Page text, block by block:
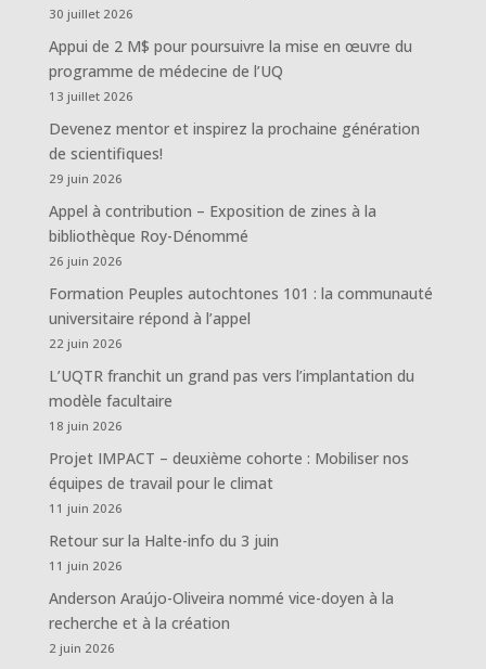
30 juillet 2026
Appui de 2 M$ pour poursuivre la mise en œuvre du
programme de médecine de l’UQ
13 juillet 2026
Devenez mentor et inspirez la prochaine génération
de scientifiques!
29 juin 2026
Appel à contribution – Exposition de zines à la
bibliothèque Roy-Dénommé
26 juin 2026
Formation Peuples autochtones 101 : la communauté
universitaire répond à l’appel
22 juin 2026
L’UQTR franchit un grand pas vers l’implantation du
modèle facultaire
18 juin 2026
Projet IMPACT – deuxième cohorte : Mobiliser nos
équipes de travail pour le climat
11 juin 2026
Retour sur la Halte-info du 3 juin
11 juin 2026
Anderson Araújo-Oliveira nommé vice-doyen à la
recherche et à la création
2 juin 2026